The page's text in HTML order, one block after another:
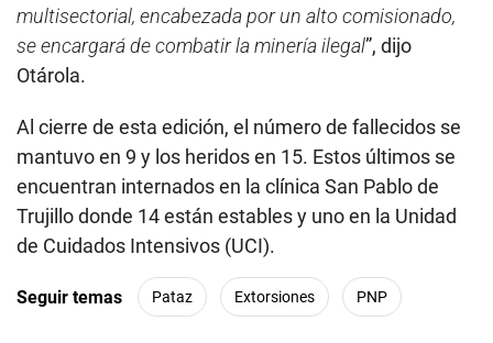
multisectorial, encabezada por un alto comisionado,
se encargará de combatir la minería ilegal”, dijo
Otárola.
Al cierre de esta edición, el número de fallecidos se
mantuvo en 9 y los heridos en 15. Estos últimos se
encuentran internados en la clínica San Pablo de
Trujillo donde 14 están estables y uno en la Unidad
de Cuidados Intensivos (UCI).
Seguir temas Pataz Extorsiones PNP